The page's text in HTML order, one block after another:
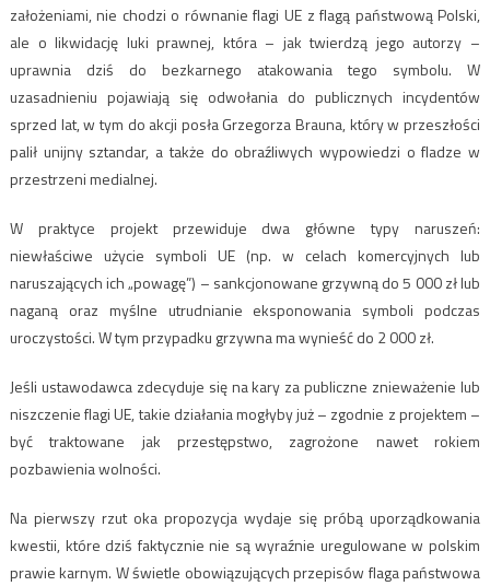
założeniami, nie chodzi o równanie flagi UE z flagą państwową Polski,
ale o likwidację luki prawnej, która – jak twierdzą jego autorzy –
uprawnia dziś do bezkarnego atakowania tego symbolu. W
uzasadnieniu pojawiają się odwołania do publicznych incydentów
sprzed lat, w tym do akcji posła Grzegorza Brauna, który w przeszłości
palił unijny sztandar, a także do obraźliwych wypowiedzi o fladze w
przestrzeni medialnej.
W praktyce projekt przewiduje dwa główne typy naruszeń:
niewłaściwe użycie symboli UE (np. w celach komercyjnych lub
naruszających ich „powagę”) – sankcjonowane grzywną do 5 000 zł lub
naganą oraz myślne utrudnianie eksponowania symboli podczas
uroczystości. W tym przypadku grzywna ma wynieść do 2 000 zł.
Jeśli ustawodawca zdecyduje się na kary za publiczne znieważenie lub
niszczenie flagi UE, takie działania mogłyby już – zgodnie z projektem –
być traktowane jak przestępstwo, zagrożone nawet rokiem
pozbawienia wolności.
Na pierwszy rzut oka propozycja wydaje się próbą uporządkowania
kwestii, które dziś faktycznie nie są wyraźnie uregulowane w polskim
prawie karnym. W świetle obowiązujących przepisów flaga państwowa